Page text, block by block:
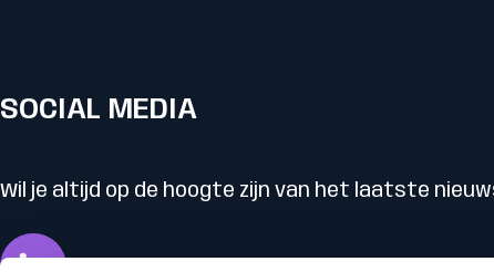
SOCIAL MEDIA
Wil je altijd op de hoogte zijn van het laatste